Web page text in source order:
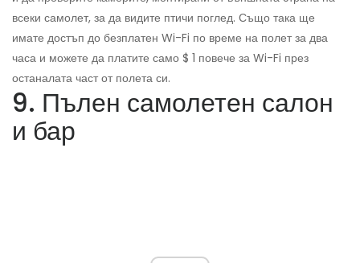
всеки самолет, за да видите птичи поглед. Също така ще
имате достъп до безплатен Wi-Fi по време на полет за два
часа и можете да платите само $ 1 повече за Wi-Fi през
останалата част от полета си.
9. Пълен самолетен салон
и бар